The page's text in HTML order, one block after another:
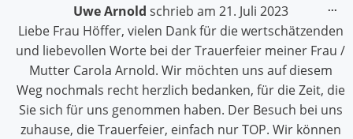
Uwe Arnold schrieb am 21. Juli 2023
Liebe Frau Höffer, vielen Dank für die wertschätzenden
und liebevollen Worte bei der Trauerfeier meiner Frau /
Mutter Carola Arnold. Wir möchten uns auf diesem
Weg nochmals recht herzlich bedanken, für die Zeit, die
Sie sich für uns genommen haben. Der Besuch bei uns
zuhause, die Trauerfeier, einfach nur TOP. Wir können
...